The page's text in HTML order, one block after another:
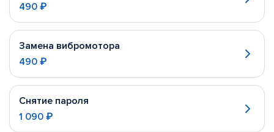
490 ₽
Замена вибромотора
490 ₽
Снятие пароля
1 090 ₽